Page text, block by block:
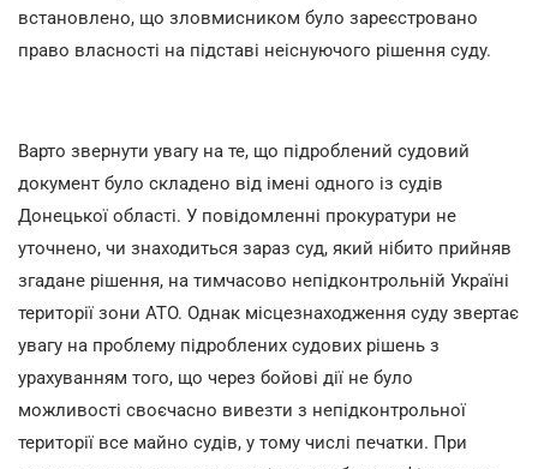
встановлено, що зловмисником було зареєстровано
право власності на підставі неіснуючого рішення суду.
Варто звернути увагу на те, що підроблений судовий
документ було складено від імені одного із судів
Донецької області. У повідомленні прокуратури не
уточнено, чи знаходиться зараз суд, який нібито прийняв
згадане рішення, на тимчасово непідконтрольній Україні
території зони АТО. Однак місцезнаходження суду звертає
увагу на проблему підроблених судових рішень з
урахуванням того, що через бойові дії не було
можливості своєчасно вивезти з непідконтрольної
території все майно судів, у тому числі печатки. При